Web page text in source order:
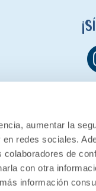
aumentar la
redes sociales.
de
con otra
información